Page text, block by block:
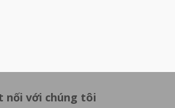
nối với chúng tôi